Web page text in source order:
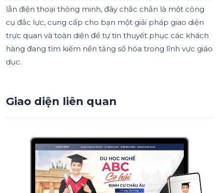
lẫn điện thoại thông minh, đây chắc chắn là một công
cụ đắc lực, cung cấp cho bạn một giải pháp giao diện
trực quan và toàn diện để tự tin thuyết phục các khách
hàng đang tìm kiếm nền tảng số hóa trong lĩnh vực giáo
dục.
Giao diện liên quan